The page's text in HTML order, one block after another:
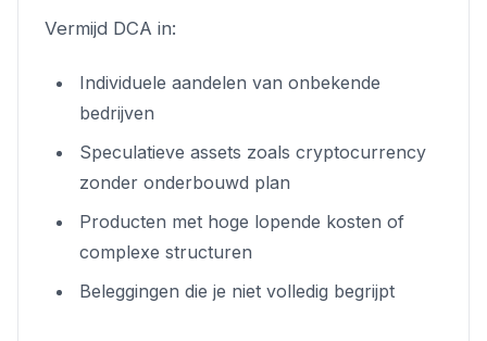
Vermijd DCA in:
Individuele aandelen van onbekende
bedrijven
Speculatieve assets zoals cryptocurrency
zonder onderbouwd plan
Producten met hoge lopende kosten of
complexe structuren
Beleggingen die je niet volledig begrijpt